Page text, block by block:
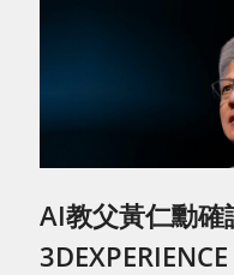
AI教父黃仁勳